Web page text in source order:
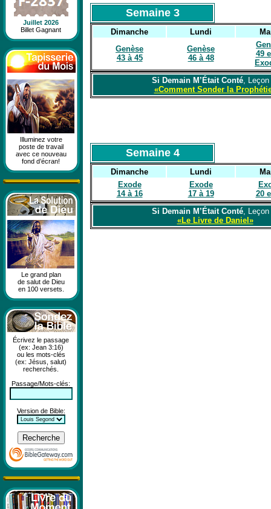
Juillet 2026
Billet Gagnant
Illuminez votre
poste de travail
avec ce nouveau
fond d’écran!
Le grand plan
de salut de Dieu
en 100 versets.
Écrivez le passage
(ex: Jean 3:16)
ou les mots-clés
(ex: Jésus, salut)
recherchés.
Passage/Mots-clés:
Version de Bible:
Semaine 3
Dimanche Lundi
Genèse
43 à 45
Genèse
46 à 48
49
Si Demain M’Était Conté, Leçon
«Comment Sonder la
Semaine 4
Dimanche Lundi
Exode
14 à 16
Exode
17 à 19
20
Si Demain M’Était Conté, Leçon
«Le Livre de Daniel»